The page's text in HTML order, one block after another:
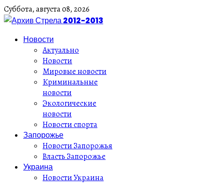
Суббота,августа08, 2026
Новости
Актуально
Новости
Мировые новости
Криминальные
новости
Экологические
новости
Новости спорта
Запорожье
Новости Запорожья
Власть Запорожье
Украина
Новости Украина